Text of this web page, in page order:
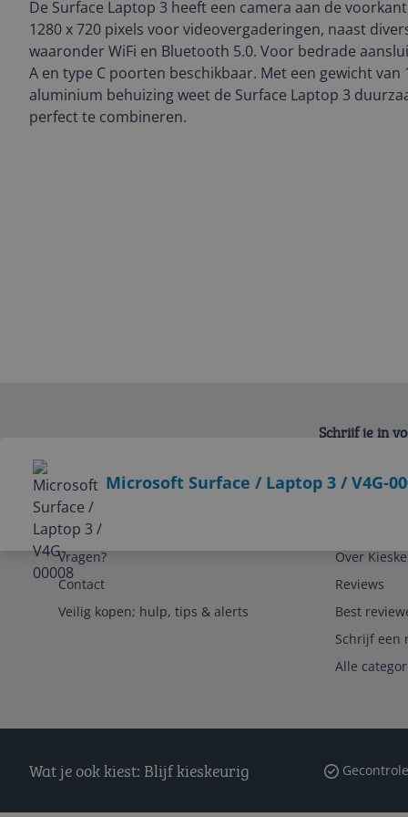
De Surface Laptop 3 heeft een camera aan de
1280 x 720 pixels voor videovergaderingen, naast
waaronder WiFi en Bluetooth 5.0. Voor bedrade
A en type C poorten beschikbaar. Met een gewicht van
aluminium behuizing weet de Surface Laptop 3
perfect te combineren.
Microsoft Surface / Laptop 3 / V4G-
Schrijf je in
Service
Vragen?
Contact
Veilig kopen; hulp, tips & alerts
Over
Reviews
Best
Schrijf een
Alle
Wat je ook kiest: Blijf kieskeurig